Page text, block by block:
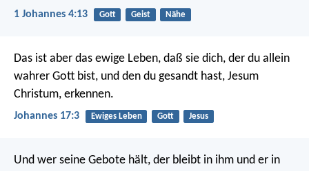
1 Johannes 4:13 Gott Geist Nähe
Das ist aber das ewige Leben, daß sie dich, der du allein
wahrer Gott bist, und den du gesandt hast, Jesum
Christum, erkennen.
Johannes 17:3 Ewiges Leben Gott Jesus
Und wer seine Gebote hält, der bleibt in ihm und er in